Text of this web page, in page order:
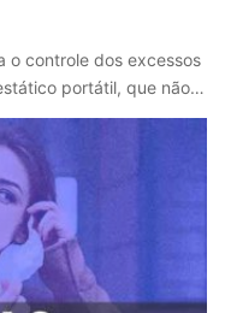
o controle dos excessos
portátil, que não…